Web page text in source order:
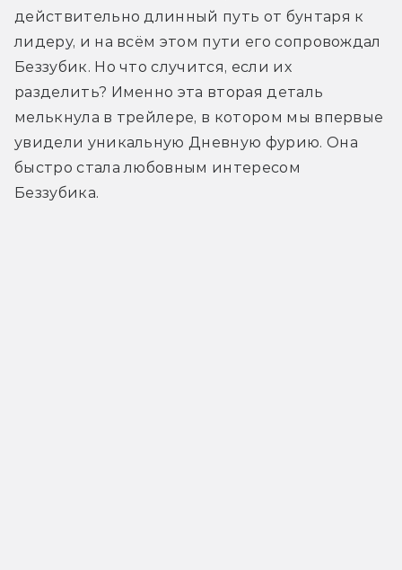
действительно длинный путь от бунтаря к
лидеру, и на всём этом пути его сопровождал
Беззубик. Но что случится, если их
разделить? Именно эта вторая деталь
мелькнула в трейлере, в котором мы впервые
увидели уникальную Дневную фурию. Она
быстро стала любовным интересом
Беззубика.